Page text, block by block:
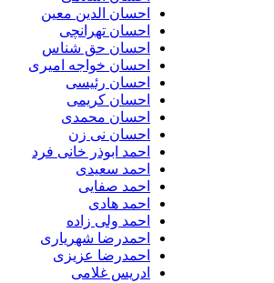
احسان الدین معین
احسان تهرانچی
احسان حق شناس
احسان خواجه امیری
احسان رئیسی
احسان کریمی
احسان محمدی
احسان نی زن
احمد ابوذر خانی فرد
احمد سعیدی
احمد صفایی
احمد هادی
احمد ولی زاده
احمدرضا شهریاری
احمدرضا عزیزی
ادریس غلامی